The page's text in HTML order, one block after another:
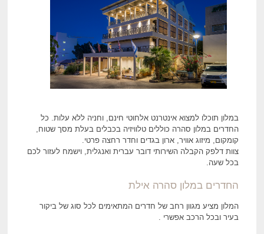
במלון תוכלו למצוא אינטרנט אלחוטי חינם, וחניה ללא עלות. כל
החדרים במלון סהרה כוללים טלוויזיה בכבלים בעלת מסך שטוח,
קומקום, מיזוג אוויר, ארון בגדים וחדר רחצה פרטי.
צוות דלפק הקבלה השירותי דובר עברית ואנגלית, וישמח לעזור לכם
בכל שעה.
החדרים במלון סהרה אילת
המלון מציע מגוון רחב של חדרים המתאימים לכל סוג של ביקור
בעיר ובכל הרכב אפשרי .